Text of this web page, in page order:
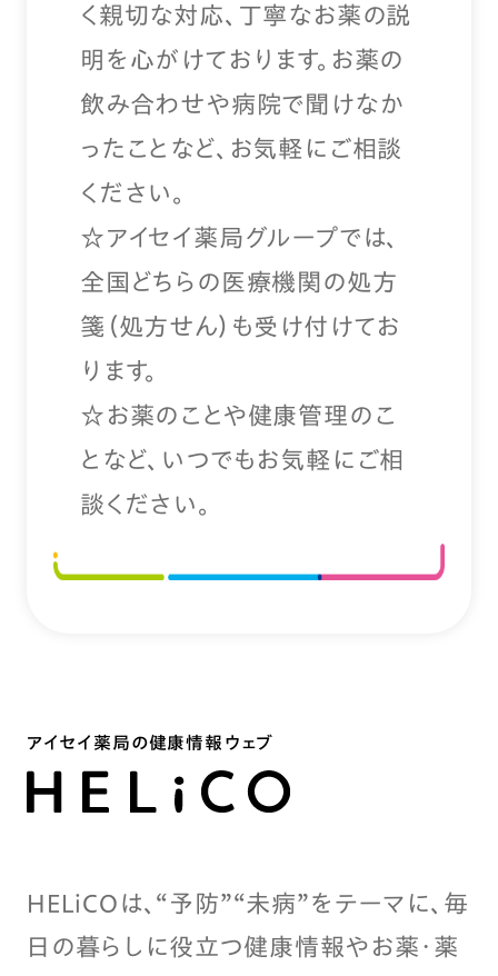
く親切な対応、丁寧なお薬の説
明を心がけております。お薬の
飲み合わせや病院で聞けなか
ったことなど、お気軽にご相談
ください。
☆アイセイ薬局グループでは、
全国どちらの医療機関の処方
箋（処方せん）も受け付けてお
ります。
☆お薬のことや健康管理のこ
となど、いつでもお気軽にご相
談ください。
アイセイ薬局の健康情報ウェブ
HELiCOは、“予防”“未病”をテーマに、毎
日の暮らしに役立つ健康情報やお薬・薬